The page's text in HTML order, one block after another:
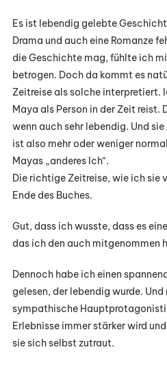
Es ist lebendig gelebte
Drama und auch eine Romanze
die Geschichte mag, fühlte ich
betrogen. Doch da kommt es
Zeitreise als solche interpretiert.
Maya als Person in der Zeit reist.
wenn auch sehr lebendig. Und
ist also mehr oder weniger
Mayas „anderes Ich“.
Die richtige Zeitreise, wie ich sie
Ende des Buches.
Gut, dass ich wusste, dass es
das ich den auch mitgenommen
Dennoch habe ich einen
gelesen, der lebendig wurde.
sympathische
Erlebnisse immer stärker wird
sie sich selbst zutraut.